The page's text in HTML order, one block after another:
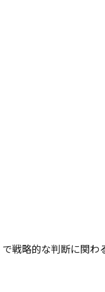
戦略的な判断に関わ